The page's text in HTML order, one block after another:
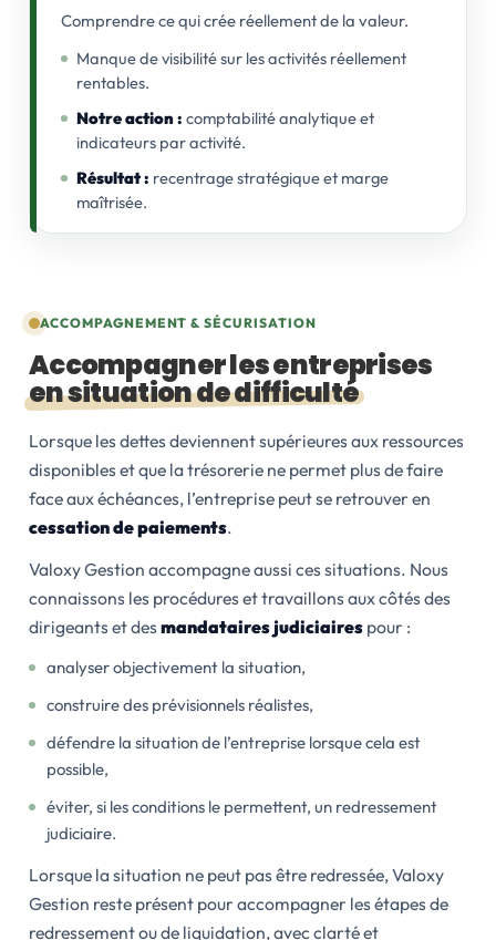
Comprendre ce qui crée réellement de la valeur.
Manque de visibilité sur les activités réellement
rentables.
Notre action : comptabilité analytique et
indicateurs par activité.
Résultat : recentrage stratégique et marge
maîtrisée.
ACCOMPAGNEMENT & SÉCURISATION
Accompagner les entreprises
en situation de difficulté
Lorsque les dettes deviennent supérieures aux ressources
disponibles et que la trésorerie ne permet plus de faire
face aux échéances, l’entreprise peut se retrouver en
cessation de paiements.
Valoxy Gestion accompagne aussi ces situations. Nous
connaissons les procédures et travaillons aux côtés des
dirigeants et desmandataires judiciaires pour :
analyser objectivement la situation,
construire des prévisionnels réalistes,
défendre la situation de l’entreprise lorsque cela est
possible,
éviter, si les conditions le permettent, un redressement
judiciaire.
Lorsque la situation ne peut pas être redressée, Valoxy
Gestion reste présent pour accompagner les étapes de
redressement ou de liquidation, avec clarté et